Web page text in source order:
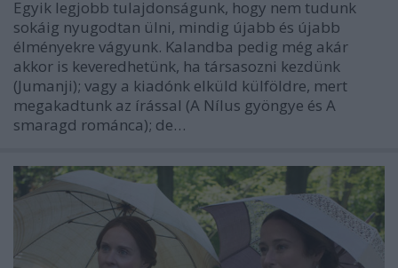
Egyik legjobb tulajdonságunk, hogy nem tudunk
sokáig nyugodtan ülni, mindig újabb és újabb
élményekre vágyunk. Kalandba pedig még akár
akkor is keveredhetünk, ha társasozni kezdünk
(Jumanji); vagy a kiadónk elküld külföldre, mert
megakadtunk az írással (A Nílus gyöngye és A
smaragd románca); de…